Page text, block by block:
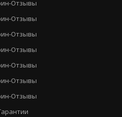
Отзывы
Отзывы
Отзывы
Отзывы
Отзывы
Отзывы
Отзывы